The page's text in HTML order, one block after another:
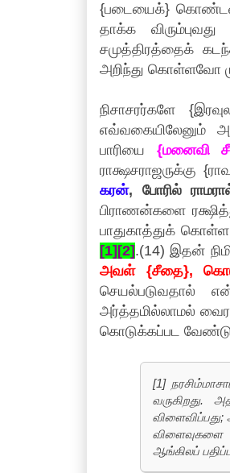
{படையைக்}
தாக்க
சமுத்திரத்தைக்
அறிந்து கொள்ளவோ
நிசாசரர்களே
எவ்வகையிலேனும்
பாரியை {மனைவி
ராக்ஷசராஜருக்கு
கரன், போரில்
பிராணன்களை
பாதுகாத்துக்
[1][2] .(14) இதன்
அவள் {சீதை},
செயல்படுவதால்
அர்த்தமில்லாமல்
கொடுக்கப்பட
[1]
வருகிறது.
விளைவுகளை
ஆங்கிலப்